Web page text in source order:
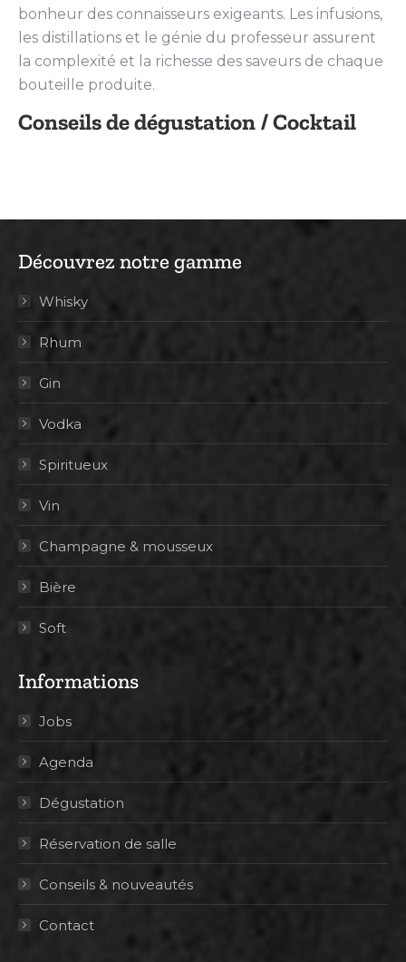
bonheur des connaisseurs exigeants. Les infusions,
les distillations et le génie du professeur assurent
la complexité et la richesse des saveurs de chaque
bouteille produite.
Conseils de dégustation / Cocktail
Découvrez notre gamme
Whisky
Rhum
Gin
Vodka
Spiritueux
Vin
Champagne & mousseux
Bière
Soft
Informations
Jobs
Agenda
Dégustation
Réservation de salle
Conseils & nouveautés
Contact